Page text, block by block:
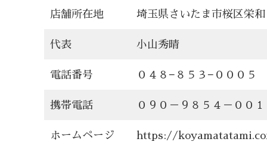
店舗所在地 埼玉県さいたま市桜区栄
代表 小山秀晴
電話番号 ０４８−８５３−０００５
携帯電話 ０９０－９８５４－００
ホームページ https://